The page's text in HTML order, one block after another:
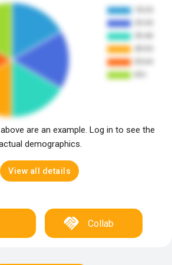
are an example. Log in to see the
demographics.
View all details
Collab